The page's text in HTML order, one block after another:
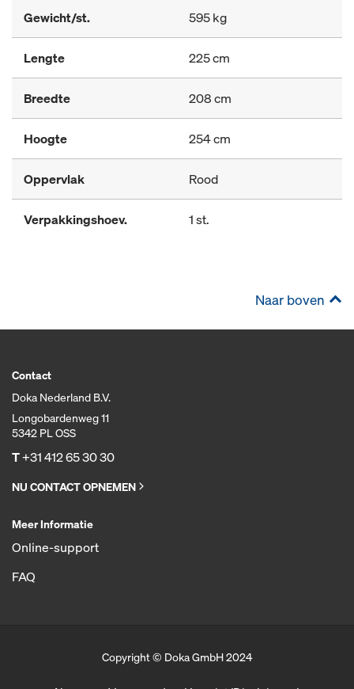
Gewicht/st. 595 kg
Lengte 225 cm
Breedte 208 cm
Hoogte 254 cm
Oppervlak Rood
Verpakkingshoev. 1 st.
Naar boven
Contact
Doka Nederland B.V.
Longobardenweg 11
5342 PL OSS
T+31 412 65 30 30
NU CONTACT OPNEMEN
Meer Informatie
Online-support
FAQ
Copyright © Doka GmbH 2024